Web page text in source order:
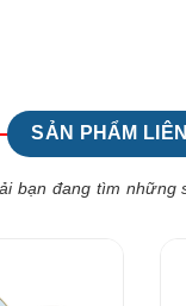
SẢN PHẨM
bạn đang tìm những